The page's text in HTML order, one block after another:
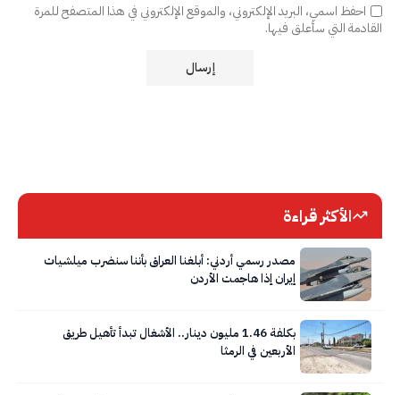
احفظ اسمي، البريد الإلكتروني، والموقع الإلكتروني في هذا المتصفح للمرة
القادمة التي سأعلق فيها.
الأكثر قراءة
مصدر رسمي أردني: أبلغنا العراق بأننا سنضرب ميلشيات
إيران إذا هاجمت الأردن
بكلفة 1.46 مليون دينار.. الأشغال تبدأ تأهيل طريق
الأربعين في الرمثا